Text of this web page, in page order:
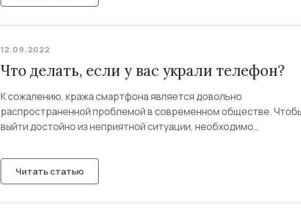
12.09.2022
Что делать, если у вас украли телефон?
К сожалению, кража смартфона является довольно
распространенной проблемой в современном обществе.
выйти достойно из неприятной ситуации, необходимо
Читать статью